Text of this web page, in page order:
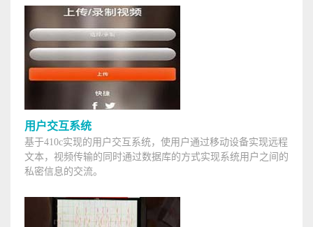
用户交互系统
基于410c实现的用户交互系统，使用户通过移动设备实现远程
文本，视频传输的同时通过数据库的方式实现系统用户之间的
私密信息的交流。